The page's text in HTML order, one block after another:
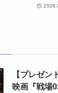
【プレゼン
映画『戦場